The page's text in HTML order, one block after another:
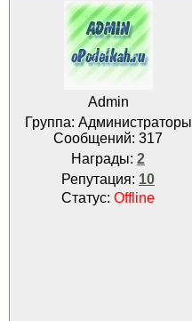
Admin
Группа: Администраторы
Сообщений: 317
Награды: 2
Репутация: 10
Статус: Offline